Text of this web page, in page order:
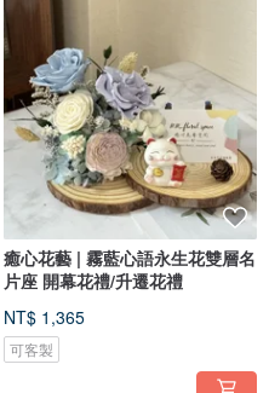
癒心花藝 | 霧藍心語永生花雙層名
片座 開幕花禮/升遷花禮
NT$ 1,365
可客製